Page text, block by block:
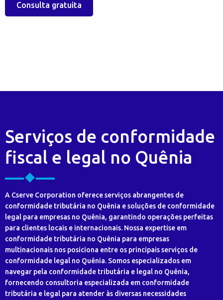
Consulta gratuita
Serviços de conformidade
fiscal e legal no Quênia
A Cserve Corporation oferece serviços abrangentes de
conformidade tributária no Quênia e soluções de conformidade
legal para empresas no Quênia, garantindo operações perfeitas
para clientes locais e internacionais. Nossa expertise em
conformidade tributária no Quênia para empresas
multinacionais nos posiciona entre os principais serviços de
conformidade legal no Quênia. Somos especializados em
navegar pela conformidade tributária e legal no Quênia,
fornecendo consultoria especializada em conformidade
tributária e legal para atender às diversas necessidades